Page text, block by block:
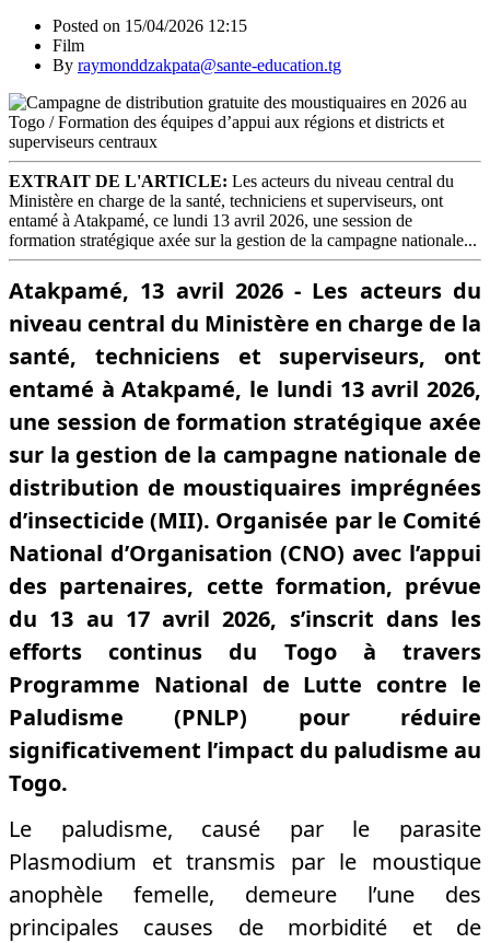
Posted on 15/04/2026 12:15
Film
By raymonddzakpata@sante-education.tg
EXTRAIT DE L'ARTICLE: Les acteurs du niveau central du
Ministère en charge de la santé, techniciens et superviseurs, ont
entamé à Atakpamé, ce lundi 13 avril 2026, une session de
formation stratégique axée sur la gestion de la campagne nationale...
Atakpamé, 13 avril 2026 - Les acteurs du
niveau central du Ministère en charge de la
santé, techniciens et superviseurs, ont
entamé à Atakpamé, le lundi 13 avril 2026,
une session de formation stratégique axée
sur la gestion de la campagne nationale de
distribution de moustiquaires imprégnées
d’insecticide (MII). Organisée par le Comité
National d’Organisation (CNO) avec l’appui
des partenaires, cette formation, prévue
du 13 au 17 avril 2026, s’inscrit dans les
efforts continus du Togo à travers
Programme National de Lutte contre le
Paludisme (PNLP) pour réduire
significativement l’impact du paludisme au
Togo.
Le paludisme, causé par le parasite
Plasmodium et transmis par le moustique
anophèle femelle, demeure l’une des
principales causes de morbidité et de